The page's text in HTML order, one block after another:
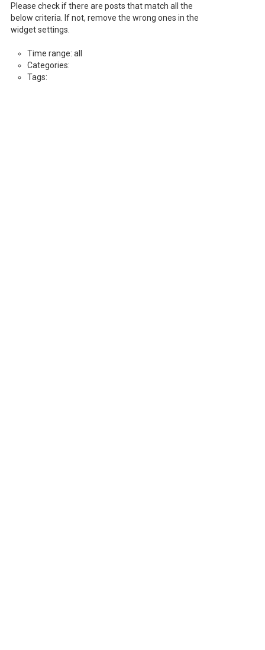
Please check if there are posts that match all the
below criteria. If not, remove the wrong ones in the
widget settings.
Time range: all
Categories:
Tags: